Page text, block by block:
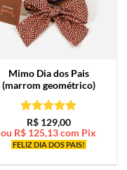
Mimo Dia dos Pais
(marrom geométrico)
Avaliação5
de 5
R$129,00
ou R$ 125,13com Pix
FELIZ DIA DOS PAIS!